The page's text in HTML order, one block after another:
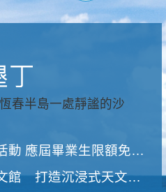
應屆畢業生限額免費參加
造沉浸式天文探索營隊